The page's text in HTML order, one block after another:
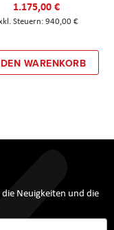
1.175,00 €
940,00 €
WARENKORB
Neuigkeiten und die